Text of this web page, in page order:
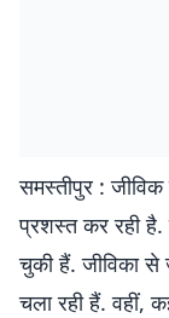
समस्तीपुर : जीविक
प्रशस्त कर रही है.
चुकी हैं. जीविका से
चला रही हैं. वहीं,